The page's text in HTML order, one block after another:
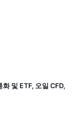
및 ETF, 오일 CFD,